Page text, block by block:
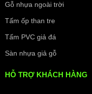
Gỗ nhựa ngoài trời
Tấm ốp than tre
Tấm PVC giả đá
Sàn nhựa giả gỗ
HỖ TRỢ KHÁCH HÀNG